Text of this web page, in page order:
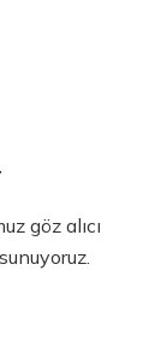
göz alıcı